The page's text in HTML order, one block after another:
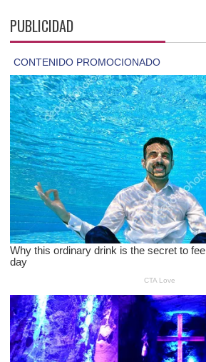
PUBLICIDAD